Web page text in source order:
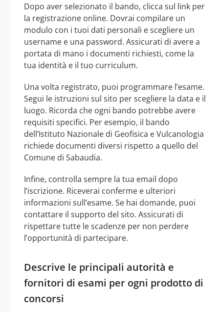
Dopo aver selezionato il bando, clicca sul link per
la registrazione online. Dovrai compilare un
modulo con i tuoi dati personali e scegliere un
username e una password. Assicurati di avere a
portata di mano i documenti richiesti, come la
tua identità e il tuo curriculum.
Una volta registrato, puoi programmare l’esame.
Segui le istruzioni sul sito per scegliere la data e il
luogo. Ricorda che ogni bando potrebbe avere
requisiti specifici. Per esempio, il bando
dell’Istituto Nazionale di Geofisica e Vulcanologia
richiede documenti diversi rispetto a quello del
Comune di Sabaudia.
Infine, controlla sempre la tua email dopo
l’iscrizione. Riceverai conferme e ulteriori
informazioni sull’esame. Se hai domande, puoi
contattare il supporto del sito. Assicurati di
rispettare tutte le scadenze per non perdere
l’opportunità di partecipare.
Descrive le principali autorità e
fornitori di esami per ogni prodotto di
concorsi